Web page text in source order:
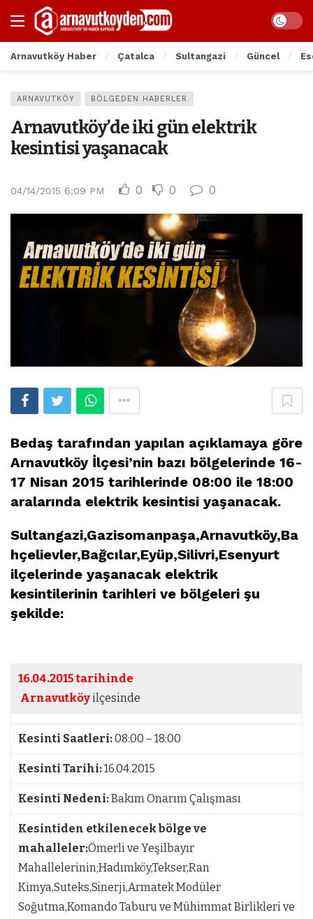
Arnavutköy Haber Çatalca Sultangazi Güncel
ARNAVUTKÖY BÖLGEDEN HABERLER
Arnavutköy’de iki gün elektrik
kesintisi yaşanacak
04/14/2015 6:09 PM 0 0 0
Bedaş tarafından yapılan açıklamaya göre
Arnavutköy İlçesi’nin bazı bölgelerinde 16-
17 Nisan 2015 tarihlerinde 08:00 ile 18:00
aralarında elektrik kesintisi yaşanacak.
Sultangazi,Gazisomanpaşa,Arnavutköy,Ba
hçelievler,Bağcılar,Eyüp,Silivri,Esenyurt
ilçelerinde yaşanacak elektrik
kesintilerinin tarihleri ve bölgeleri şu
şekilde:
16.04.2015 tarihinde
Arnavutköyilçesinde
Kesinti Saatleri:08:00 – 18:00
Kesinti Tarihi:16.04.2015
Kesinti Nedeni:Bakım Onarım Çalışması
Kesintiden etkilenecek bölge ve
mahalleler:Ömerli ve Yeşilbayır
Mahallelerinin;Hadımköy,Tekser,Ran
Kimya,Suteks,Sinerji,Armatek Modüler
Soğutma,Komando Taburu ve Mühimmat Birlikleri ve